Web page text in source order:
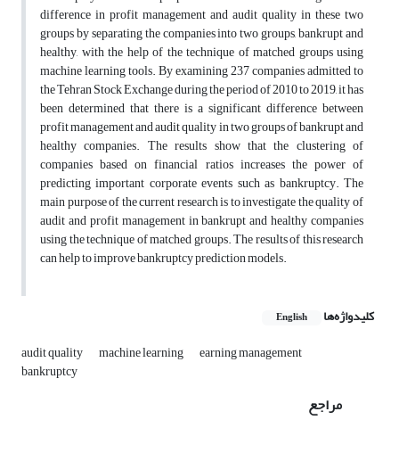
difference in profit management and audit quality in these two
groups by separating the companies into two groups, bankrupt and
healthy, with the help of the technique of matched groups using
machine learning tools. By examining 237 companies admitted to
the Tehran Stock Exchange during the period of 2010 to 2019, it has
been determined that there is a significant difference between
profit management and audit quality in two groups of bankrupt and
healthy companies. The results show that the clustering of
companies based on financial ratios increases the power of
predicting important corporate events such as bankruptcy. The
main purpose of the current research is to investigate the quality of
audit and profit management in bankrupt and healthy companies
using the technique of matched groups. The results of this research
can help to improve bankruptcy prediction models.
کلیدواژه‌ها English
audit quality machine learning earning management
bankruptcy
مراجع